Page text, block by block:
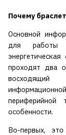
Почему
Основной
для работы
проходят два
периферийной
особенности.
Во-первых,